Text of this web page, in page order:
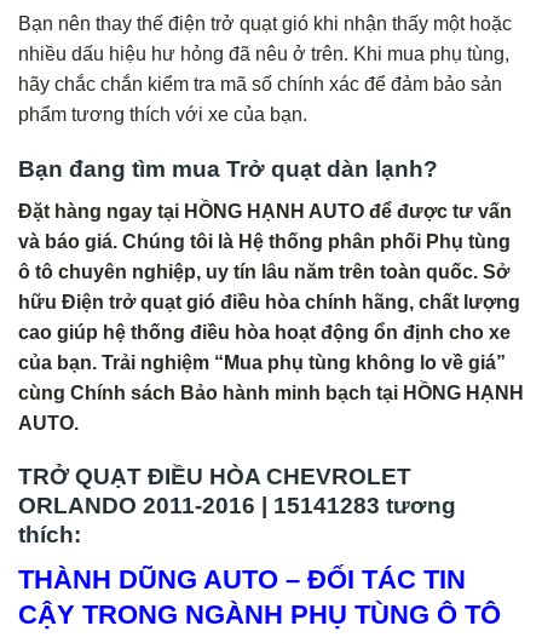
Bạn nên thay thế điện trở quạt gió khi nhận thấy một hoặc
nhiều dấu hiệu hư hỏng đã nêu ở trên. Khi mua phụ tùng,
hãy chắc chắn kiểm tra mã số chính xác để đảm bảo sản
phẩm tương thích với xe của bạn.
Bạn đang tìm mua Trở quạt dàn lạnh?
Đặt hàng ngay tại HỒNG HẠNH AUTO để được tư vấn
và báo giá. Chúng tôi là Hệ thống phân phối Phụ tùng
ô tô chuyên nghiệp, uy tín lâu năm trên toàn quốc. Sở
hữu Điện trở quạt gió điều hòa chính hãng, chất lượng
cao giúp hệ thống điều hòa hoạt động ổn định cho xe
của bạn. Trải nghiệm “Mua phụ tùng không lo về giá”
cùng Chính sách Bảo hành minh bạch tại HỒNG HẠNH
AUTO.
TRỞ QUẠT ĐIỀU HÒA CHEVROLET
ORLANDO 2011-2016 | 15141283 tương
thích:
THÀNH DŨNG AUTO – ĐỐI TÁC TIN
CẬY TRONG NGÀNH PHỤ TÙNG Ô TÔ